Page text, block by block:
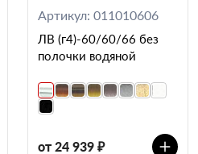
Артикул: 011010606
ЛВ (г4)-60/60/66 без
полочки водяной
от 24 939 ₽